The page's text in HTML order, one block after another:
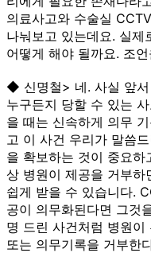
의료사고와 수술실
나눠보고 있는데요. 실제
어떻게 해야 될까요. 조
◆ 신명철> 네. 사실 앞서
누구든지 당할 수 있는
을 때는 신속하게 의무
고 이 사건 우리가 말씀
을 확보하는 것이 중요하
상 병원이 제공을 거부하
쉽게 받을 수 있습니다.
공이 의무화된다면 그것
명 드린 사건처럼 병원
또는 의무기록을 거부한